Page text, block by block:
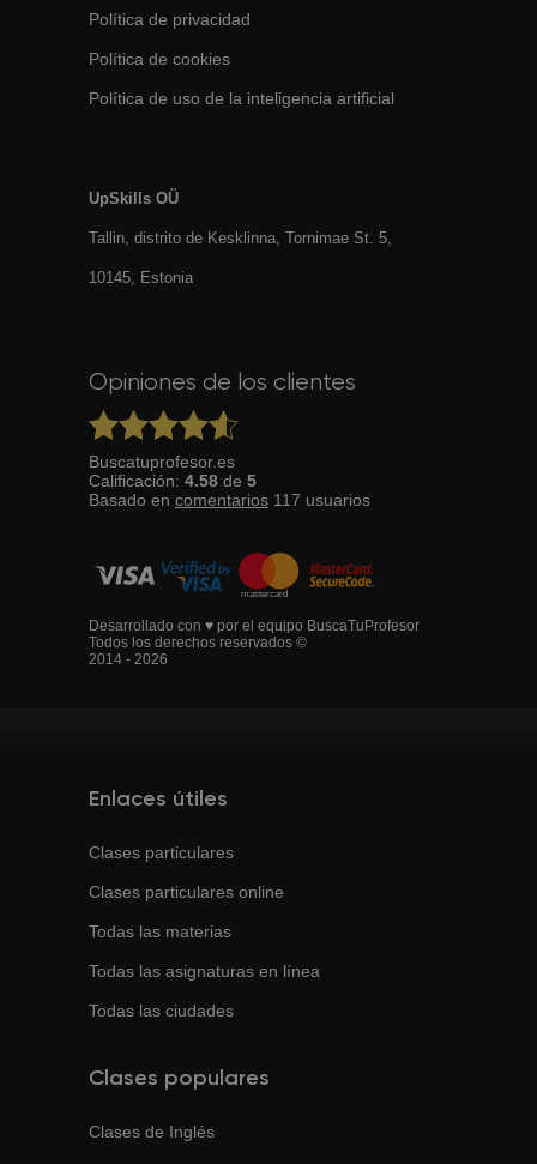
Política de privacidad
Política de cookies
Política de uso de la inteligencia artificial
UpSkills OÜ
Tallin, distrito de Kesklinna, Tornimаe St. 5,
10145, Estonia
Opiniones de los clientes
Buscatuprofesor.es
Calificación: 4.58 de 5
Basado en comentarios 117 usuarios
Desarrollado con ♥ por el equipo BuscaTuProfesor
Todos los derechos reservados ©
2014 - 2026
Enlaces útiles
Clases particulares
Clases particulares online
Todas las materias
Todas las asignaturas en línea
Todas las ciudades
Clases populares
Clases de Inglés